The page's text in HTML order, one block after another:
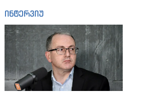
ინტერვიუ